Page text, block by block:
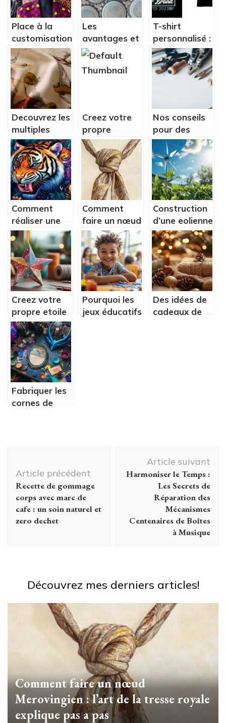
Place à la
customisation
DIY avec du
Wax
Les
avantages et
inconvenients
un
T-shirt
personnalisé :
quelles sont
les tendances
?
Decouvrez les
multiples
creations DIY
possibles
avec du tissu
liege
Creez votre
propre
photophore a
partir d’une
boite de
conserve
Nos conseils
pour des
activités DIY
à Paris
Comment
réaliser une
Broderie
diamant Tigre
et Grue :
Guide étape
par étape
Comment
faire un nœud
Merovingien :
l’art de la
tresse royale
explique pas
a pas
Construction
d’une eolienne
personnalisee
: conseils
d’expert et
astuces
Creez votre
propre etoile
a suspendre
pour Noel
avec notre
tutoriel
illumine
Pourquoi les
jeux éducatifs
Des idées de
cadeaux de
Fabriquer les
cornes de
pour
débutants et
experts
d'article
Article précédent
Recette de gommage
corps avec marc de
cafe : un soin naturel et
zero dechet
Article suivant
Harmoniser le Temps :
Les Secrets de
Réparation des
Mécanismes
Centenaires de Boîtes
à Musique
Découvrez mes derniers articles!
Comment faire un nœud
Merovingien : l’art de la tresse royale
explique pas a pas